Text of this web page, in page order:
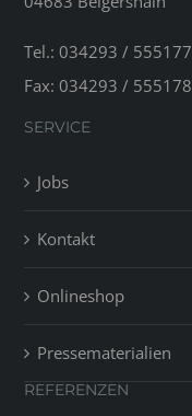
Tel.: 034293 / 555177
Fax: 034293 / 555178
SERVICE
Jobs
Kontakt
Onlineshop
Pressematerialien
REFERENZEN